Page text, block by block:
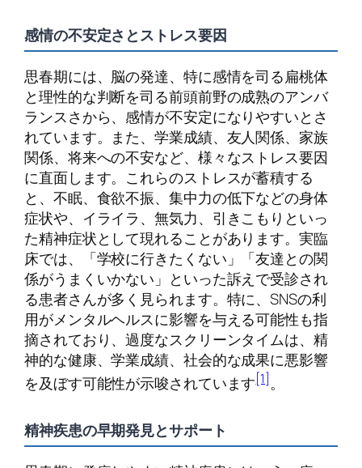
感情の不安定さとストレス要因
思春期には、脳の発達、特に感情を司る扁桃体
と理性的な判断を司る前頭前野の成熟のアンバ
ランスさから、感情が不安定になりやすいとさ
れています。また、学業成績、友人関係、家族
関係、将来への不安など、様々なストレス要因
に直面します。これらのストレスが蓄積する
と、不眠、食欲不振、集中力の低下などの身体
症状や、イライラ、無気力、引きこもりといっ
た精神症状として現れることがあります。実臨
床では、「学校に行きたくない」「友達との関
係がうまくいかない」といった訴えで受診され
る患者さんが多く見られます。特に、SNSの利
用がメンタルヘルスに影響を与える可能性も指
摘されており、過度なスクリーンタイムは、精
神的な健康、学業成績、社会的な成果に悪影響
を及ぼす可能性が示唆されています[1]。
精神疾患の早期発見とサポート